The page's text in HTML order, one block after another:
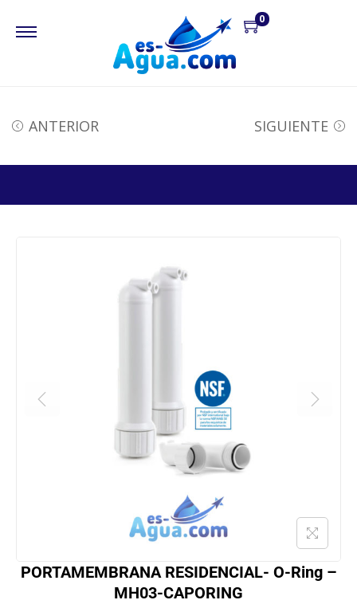
0
ANTERIOR SIGUIENTE
PORTAMEMBRANA RESIDENCIAL- O-Ring –
MH03-CAPORING